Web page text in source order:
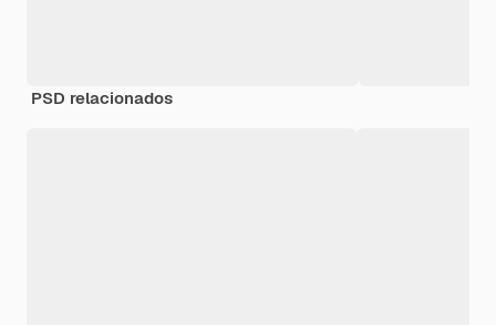
PSD relacionados